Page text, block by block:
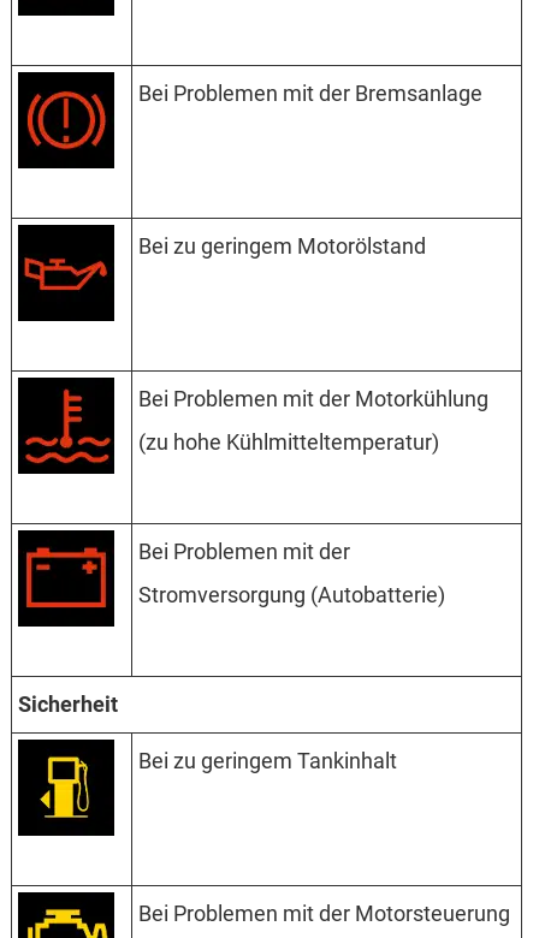
Bei Problemen mit der Bremsanlage
Bei zu geringem Motorölstand
Bei Problemen mit der Motorkühlung
(zu hohe Kühlmitteltemperatur)
Bei Problemen mit der
Stromversorgung (Autobatterie)
Sicherheit
Bei zu geringem Tankinhalt
Bei Problemen mit der Motorsteuerung